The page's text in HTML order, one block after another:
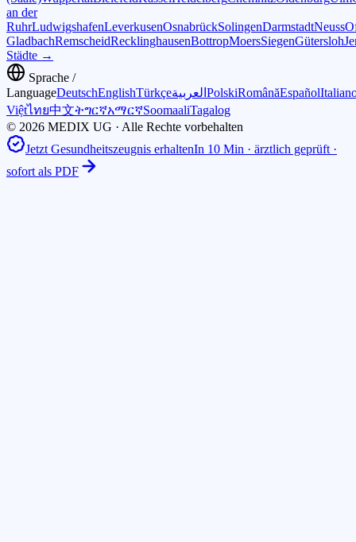
an der
RuhrLudwigshafenLeverkusenOsnabrückSolingenDarmstadtNeuss
GladbachRemscheidRecklinghausenBottropMoersSiegenGütersloh
Städte →
Sprache /
LanguageDeutschEnglishTürkçeالعربية PolskiRomânăEspañol
Việtไทย中文ትግርኛአማርኛSoomaaliTagalog
© 2026 MEDIX UG · Alle Rechte vorbehalten
Jetzt Gesundheitszeugnis erhaltenIn 10 Min · ärztlich geprüft ·
sofort als PDF